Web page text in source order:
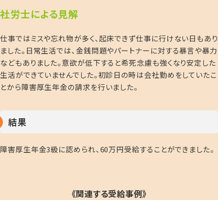
社労士による見解
仕事ではミスや忘れ物が多く、起床できず仕事に行けない日もあり
ました。日常生活では、金銭問題やパートナーに対する暴言や暴力
などもありました。意欲が低下すると希死念慮も強くなり安定した
生活ができていませんでした。初診日の時は会社勤めをしていたこ
とから障害厚生年金の請求を行いました。
結果
障害厚生年金3級に認められ、60万円受給することができました。
《関連する受給事例》